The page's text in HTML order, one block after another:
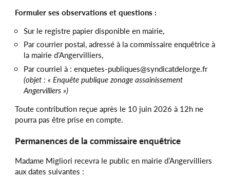
Formuler ses observations et questions :
Sur le registre papier disponible en mairie,
Par courrier postal, adressé à la commissaire enquêtrice à
la mairie d’Angervilliers,
Par courriel à : enquetes-publiques@syndicatdelorge.fr
(objet : « Enquête publique zonage assainissement
Angervilliers »)
Toute contribution reçue après le 10 juin 2026 à 12h ne
pourra pas être prise en compte.
Permanences de la commissaire enquêtrice
Madame Migliori recevra le public en mairie d’Angervilliers
aux dates suivantes :